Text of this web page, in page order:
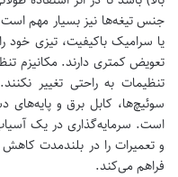
جنس تیغه‌ها نیز بسیار مهم
یا سرامیک باکیفیت، تیزی خود
تعویض کمتری دارند. مکانیزم
تنظیمات به راحتی تغییر
سوئیچ‌ها، کابل برق و
است. سرمایه‌گذاری در یک
و تعمیرات را در بلندمدت کاهش
فراهم می‌کند.